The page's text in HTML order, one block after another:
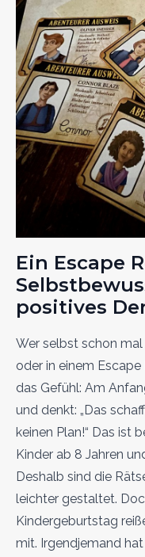
Ein Escape
positives
Wer selbst schon
oder in einem
das Gefühl: Am
und denkt: „Das
keinen Plan!“ Das ist
Kinder ab 8 Jahren
Deshalb sind die
leichter gestaltet.
Kindergeburtstag
mit. Irgendjemand